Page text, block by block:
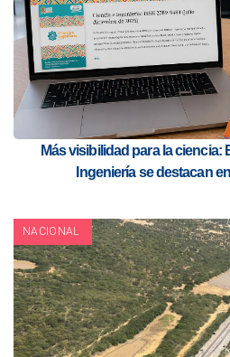
Más visibilidad para la ciencia:
Ingeniería se destacan
NACIONAL